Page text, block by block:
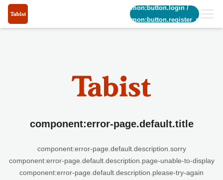
common:button.login/
common:button.register_short
component:error-page.default.title
component:error-page.default.description.sorry
component:error-page.default.description.page-unable-to-display
component:error-page.default.description.please-try-again